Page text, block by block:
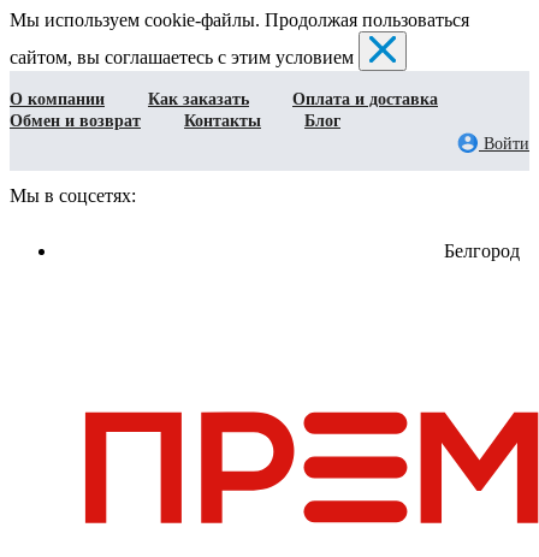
Мы используем cookie-файлы. Продолжая пользоваться
сайтом, вы соглашаетесь с этим условием
О компании Как заказать
Оплата и доставка
Обмен и возврат
Контакты
Блог
Войти
Мы в соцсетях:
Белгород